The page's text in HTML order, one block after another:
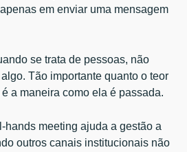
em enviar uma mensagem
se trata de pessoas, não
Tão importante quanto o teor
a maneira como ela é passada.
hands meeting ajuda a gestão a
outros canais institucionais não